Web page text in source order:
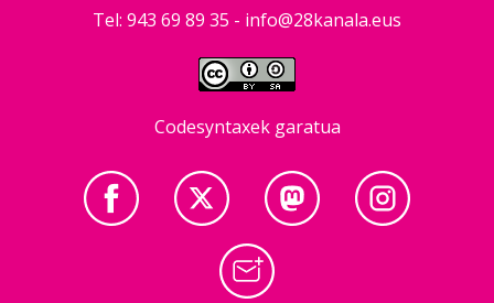
Tel: 943 69 89 35 - info@28kanala.eus
Codesyntaxek garatua